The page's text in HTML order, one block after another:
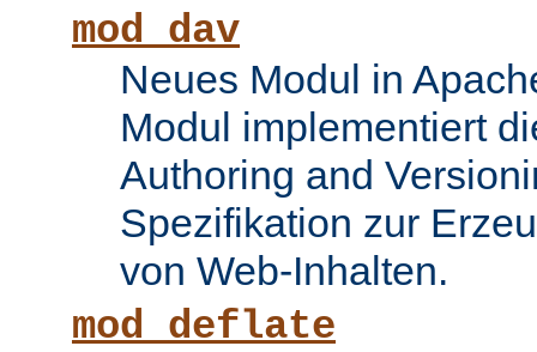
mod_dav
Neues Modul in
Modul implementiert
Authoring and
Spezifikation zur
von Web-Inhalten.
mod_deflate